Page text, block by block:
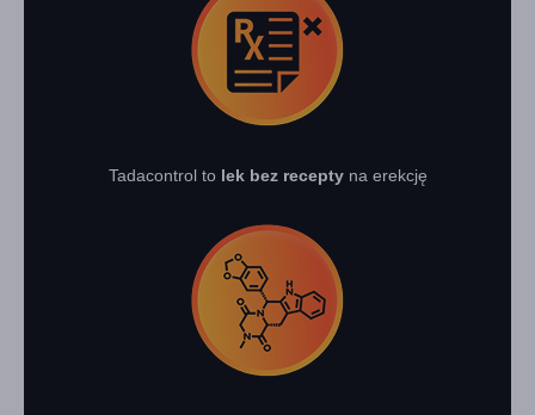
Tadacontrol to lek bez receptyna erekcję